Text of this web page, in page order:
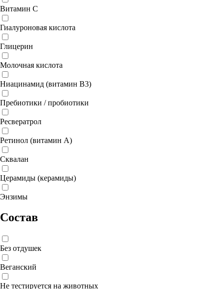
Витамин C
Гиалуроновая кислота
Глицерин
Молочная кислота
Ниацинамид (витамин B3)
Пребиотики / пробиотики
Ресвератрол
Ретинол (витамин A)
Сквалан
Церамиды (керамиды)
Энзимы
Состав
Без отдушек
Веганский
Не тестируется на животных